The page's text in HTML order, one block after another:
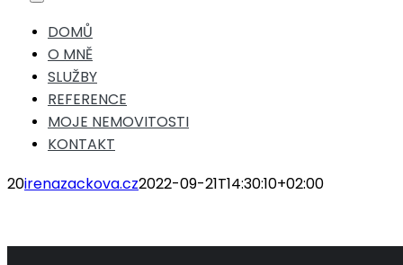
Toggle
Navigation
DOMŮ
O MNĚ
SLUŽBY
REFERENCE
MOJE NEMOVITOSTI
KONTAKT
20irenazackova.cz2022-09-21T14:30:10+02:00